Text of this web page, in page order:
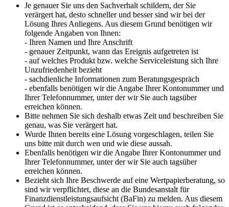
Je genauer Sie uns den Sachverhalt schildern, der Sie
verärgert hat, desto schneller und besser sind wir bei der
Lösung Ihres Anliegens. Aus diesem Grund benötigen wir
folgende Angaben von Ihnen:
- Ihren Namen und Ihre Anschrift
- genauer Zeitpunkt, wann das Ereignis aufgetreten ist
- auf welches Produkt bzw. welche Serviceleistung sich Ihre
Unzufriedenheit bezieht
- sachdienliche Informationen zum Beratungsgespräch
- ebenfalls benötigen wir die Angabe Ihrer Kontonummer und
Ihrer Telefonnummer, unter der wir Sie auch tagsüber
erreichen können.
Bitte nehmen Sie sich deshalb etwas Zeit und beschreiben Sie
genau, was Sie verärgert hat.
Wurde Ihnen bereits eine Lösung vorgeschlagen, teilen Sie
uns bitte mit durch wen und wie diese aussah.
Ebenfalls benötigen wir die Angabe Ihrer Kontonummer und
Ihrer Telefonnummer, unter der wir Sie auch tagsüber
erreichen können.
Bezieht sich Ihre Beschwerde auf eine Wertpapierberatung, so
sind wir verpflichtet, diese an die Bundesanstalt für
Finanzdienstleistungsaufsicht (BaFin) zu melden. Aus diesem